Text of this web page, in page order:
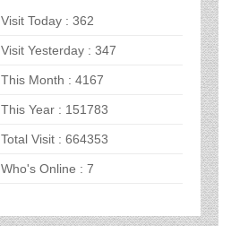
BALO HỌC SINH MS:
TN 2068
CẶP HỌC SINH MS:
Visit Today : 362
Visit Yesterday : 347
This Month : 4167
This Year : 151783
Total Visit : 664353
Who's Online : 7